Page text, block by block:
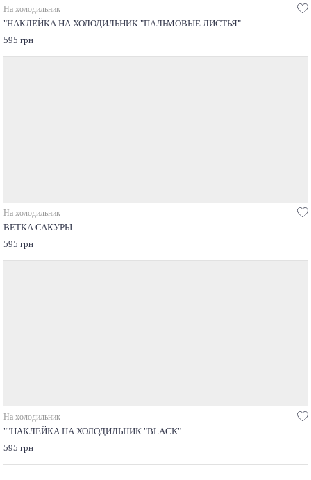
На холодильник
"НАКЛЕЙКА НА ХОЛОДИЛЬНИК "ПАЛЬМОВЫЕ ЛИСТЬЯ"
595 грн
На холодильник
ВЕТКА САКУРЫ
595 грн
На холодильник
""НАКЛЕЙКА НА ХОЛОДИЛЬНИК "BLACK"
595 грн